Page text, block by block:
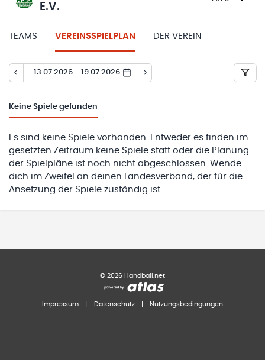
E.V.
TEAMS VEREINSSPIELPLAN DER VEREIN
13.07.2026 - 19.07.2026
Keine Spiele gefunden
Es sind keine Spiele vorhanden. Entweder es finden im
gesetzten Zeitraum keine Spiele statt oder die Planung
der Spielpläne ist noch nicht abgeschlossen. Wende
dich im Zweifel an deinen Landesverband, der für die
Ansetzung der Spiele zuständig ist.
© 2026 Handball.net
Impressum Datenschutz Nutzungsbedingungen